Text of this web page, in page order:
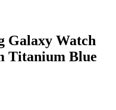
Galaxy Watch
Titanium Blue